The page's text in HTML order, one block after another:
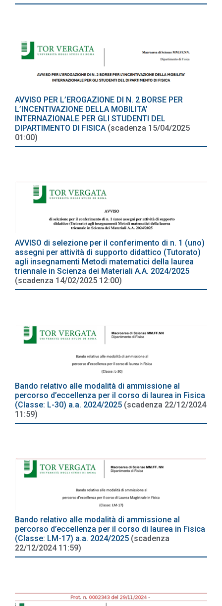
AVVISO PER L’EROGAZIONE DI N. 2 BORSE PER
L’INCENTIVAZIONE DELLA MOBILITA’
INTERNAZIONALE PER GLI STUDENTI DEL
DIPARTIMENTO DI FISICA (scadenza 15/04/2025
01:00)
AVVISO di selezione per il conferimento di n. 1 (uno)
assegni per attività di supporto didattico (Tutorato)
agli insegnamenti Metodi matematici della laurea
triennale in Scienza dei Materiali A.A. 2024/2025
(scadenza 14/02/2025 12:00)
Bando relativo alle modalità di ammissione al
percorso d’eccellenza per il corso di laurea in Fisica
(Classe: L-30) a.a. 2024/2025 (scadenza 22/12/2024
11:59)
Bando relativo alle modalità di ammissione al
percorso d’eccellenza per il corso di laurea in Fisica
(Classe: LM-17) a.a. 2024/2025 (scadenza
22/12/2024 11:59)